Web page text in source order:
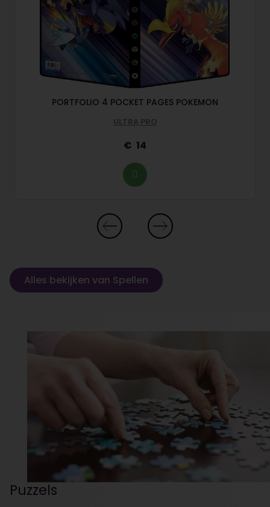
PORTFOLIO 4 POCKET PAGES POKEMON
ULTRA PRO
14
Alles bekijken van Spellen
Puzzels